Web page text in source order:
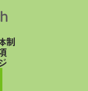
制